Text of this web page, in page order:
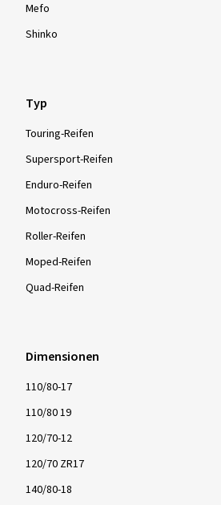
Mefo
Shinko
Typ
Touring-Reifen
Supersport-Reifen
Enduro-Reifen
Motocross-Reifen
Roller-Reifen
Moped-Reifen
Quad-Reifen
Dimensionen
110/80-17
110/80 19
120/70-12
120/70 ZR17
140/80-18